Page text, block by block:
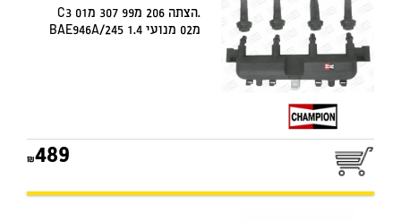
.הצתה 206 מ99 307 מC3 01
מ02 מנועי BAE946A/245 1.4
489